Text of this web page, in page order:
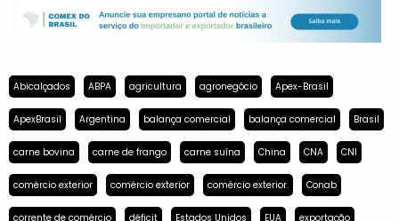
Abicalçados ABPA agricultura agronegócio Apex-Brasil
ApexBrasil Argentina balança comercial balança comercial Brasil
carne bovina carne de frango carne suína China CNA CNI
comércio exterior comércio exterior comércio exterior. Conab
corrente de comércio déficit Estados Unidos EUA exportação